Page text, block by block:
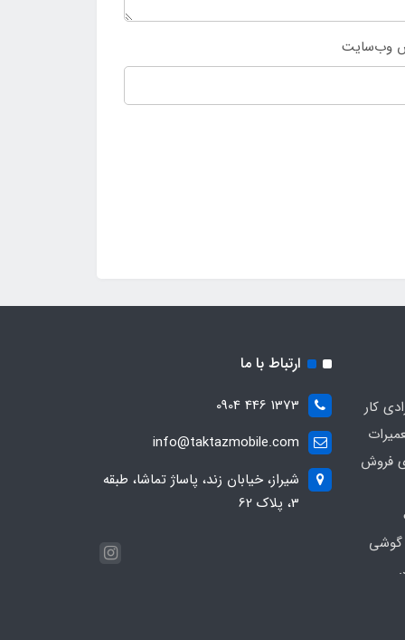
وب‌سایت
کار
فروش
گوشی
ارتباط با ما
1373 446 0904
info@taktazmobile.com
شیراز، خیابان زند، پاساژ تماشا، طبقه
3، پلاک 62